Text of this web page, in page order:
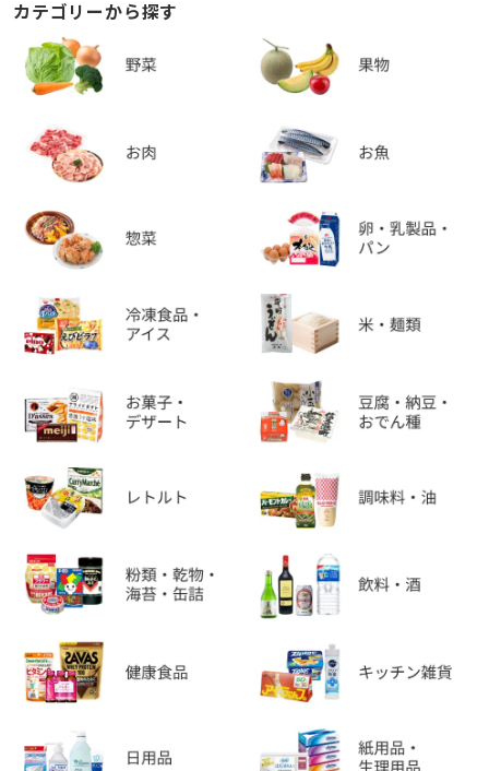
カテゴリーから探す